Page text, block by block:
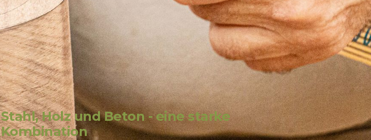
Stahl, Holz und Beton - eine starke
Kombination